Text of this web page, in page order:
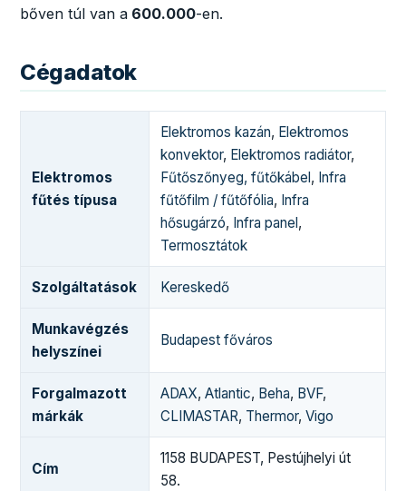
bőven túl van a 600.000-en.
Cégadatok
Elektromos
fűtés típusa
Elektromos kazán, Elektromos
konvektor, Elektromos radiátor,
Fűtőszőnyeg, fűtőkábel , Infra
fűtőfilm / fűtőfólia, Infra
hősugárzó, Infra panel ,
Termosztátok
Szolgáltatások Kereskedő
Munkavégzés
helyszínei
Budapest főváros
Forgalmazott
márkák
ADAX,Atlantic, Beha, BVF,
CLIMASTAR, Thermor,Vigo
Cím
1158 BUDAPEST, Pestújhelyi út
58.